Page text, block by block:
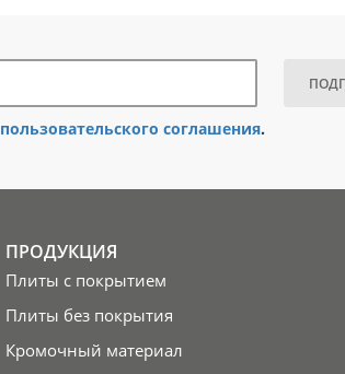
пользовательского соглашения.
ПРОДУКЦИЯ
Плиты с покрытием
Плиты без покрытия
Кромочный материал